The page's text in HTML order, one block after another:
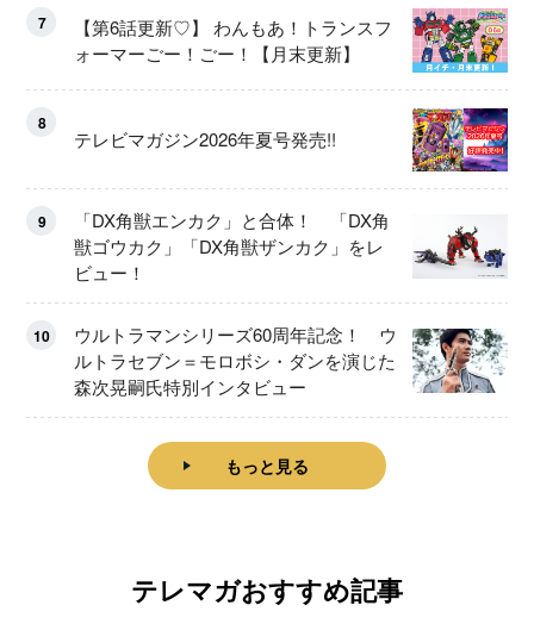
7
【第6話更新♡】 わんもあ！トランスフ
ォーマーごー！ごー！【月末更新】
8
テレビマガジン2026年夏号発売!!
9
「DX角獣エンカク」と合体！ 「DX角
獣ゴウカク」「DX角獣ザンカク」をレ
ビュー！
10
ウルトラマンシリーズ60周年記念！ ウ
ルトラセブン＝モロボシ・ダンを演じた
森次晃嗣氏特別インタビュー
もっと見る
テレマガおすすめ記事